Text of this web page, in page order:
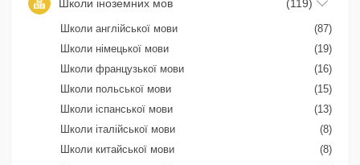
Школи іноземних мов (119)
Школи англійської мови
(87)
Школи німецької мови
(19)
Школи французької мови
(16)
Школи польської мови
(15)
Школи іспанської мови
(13)
Школи італійської мови
(8)
Школи китайської мови
(8)